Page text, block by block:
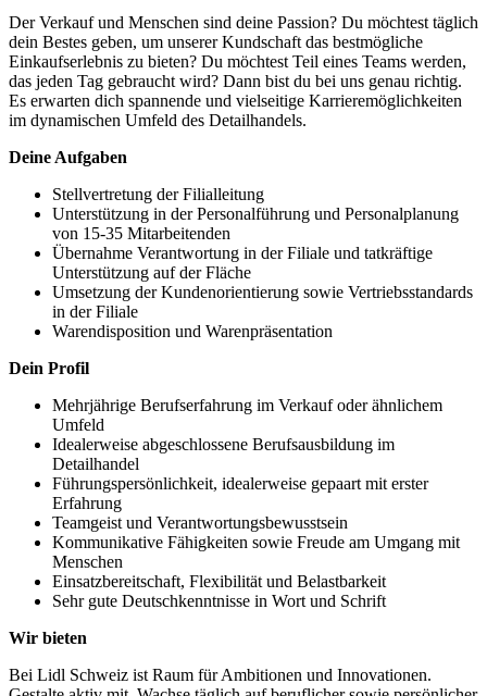
Der Verkauf und Menschen sind deine Passion? Du möchtest täglich
dein Bestes geben, um unserer Kundschaft das bestmögliche
Einkaufserlebnis zu bieten? Du möchtest Teil eines Teams werden,
das jeden Tag gebraucht wird? Dann bist du bei uns genau richtig.
Es erwarten dich spannende und vielseitige Karrieremöglichkeiten
im dynamischen Umfeld des Detailhandels.
Deine Aufgaben
Stellvertretung der Filialleitung
Unterstützung in der Personalführung und Personalplanung
von 15-35 Mitarbeitenden
Übernahme Verantwortung in der Filiale und tatkräftige
Unterstützung auf der Fläche
Umsetzung der Kundenorientierung sowie Vertriebsstandards
in der Filiale
Warendisposition und Warenpräsentation
Dein Profil
Mehrjährige Berufserfahrung im Verkauf oder ähnlichem
Umfeld
Idealerweise abgeschlossene Berufsausbildung im
Detailhandel
Führungspersönlichkeit, idealerweise gepaart mit erster
Erfahrung
Teamgeist und Verantwortungsbewusstsein
Kommunikative Fähigkeiten sowie Freude am Umgang mit
Menschen
Einsatzbereitschaft, Flexibilität und Belastbarkeit
Sehr gute Deutschkenntnisse in Wort und Schrift
Wir bieten
Bei Lidl Schweiz ist Raum für Ambitionen und Innovationen.